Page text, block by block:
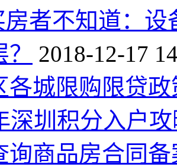
房者不知道：
2018-12-17
各城限购限贷
深圳积分入户
询商品房合同备